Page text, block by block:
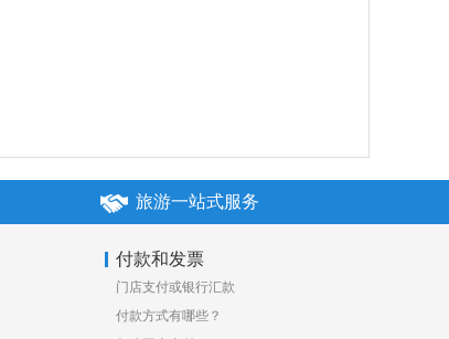
旅游一站式服务
付款和发票
门店支付或银行汇款
付款方式有哪些？